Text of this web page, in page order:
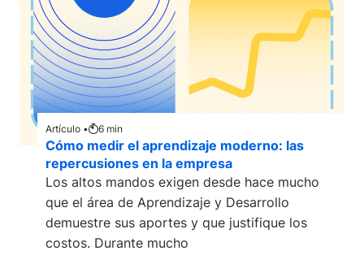
Artículo • 6 min
Cómo medir el aprendizaje moderno: las
repercusiones en la empresa
Los altos mandos exigen desde hace mucho
que el área de Aprendizaje y Desarrollo
demuestre sus aportes y que justifique los
costos. Durante mucho